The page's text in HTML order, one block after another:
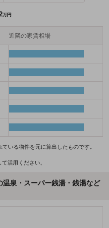
万円
近隣の家賃相場
いる物件を元に算出したものです。
活用ください。
泉・スーパー銭湯・銭湯など